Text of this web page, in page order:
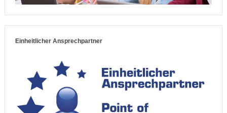
Einheitlicher Ansprechpartner